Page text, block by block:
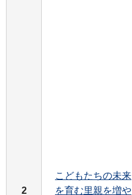
2
こどもたちの未来
を育む里親を増や